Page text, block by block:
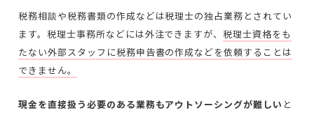
税務相談や税務書類の作成などは税理士の独占業務とされてい
ます。税理士事務所などには外注できますが、税理士資格をも
たない外部スタッフに税務申告書の作成などを依頼することは
できません。
現金を直接扱う必要のある業務もアウトソーシングが難しい と